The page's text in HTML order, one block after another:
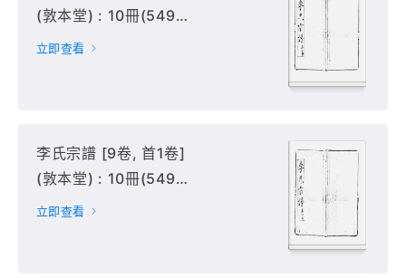
(敦本堂) : 10冊(549
頁) : 4-5冊,
立即查看
李氏宗譜 [9卷, 首1卷]
(敦本堂) : 10冊(549
頁) : 6-10冊,
立即查看